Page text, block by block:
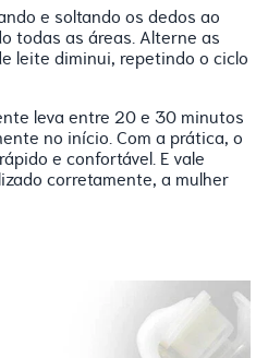
e soltando os dedos ao
todas as áreas. Alterne as
leite diminui, repetindo o ciclo
leva entre 20 e 30 minutos
no início. Com a prática, o
e confortável. E vale
corretamente, a mulher